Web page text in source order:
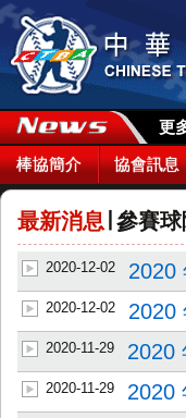
更
棒協簡介 協會訊息
最新消息 參賽球
2020-12-02 2020
2020-12-02 2020
2020-11-29 2020
2020-11-29 2020